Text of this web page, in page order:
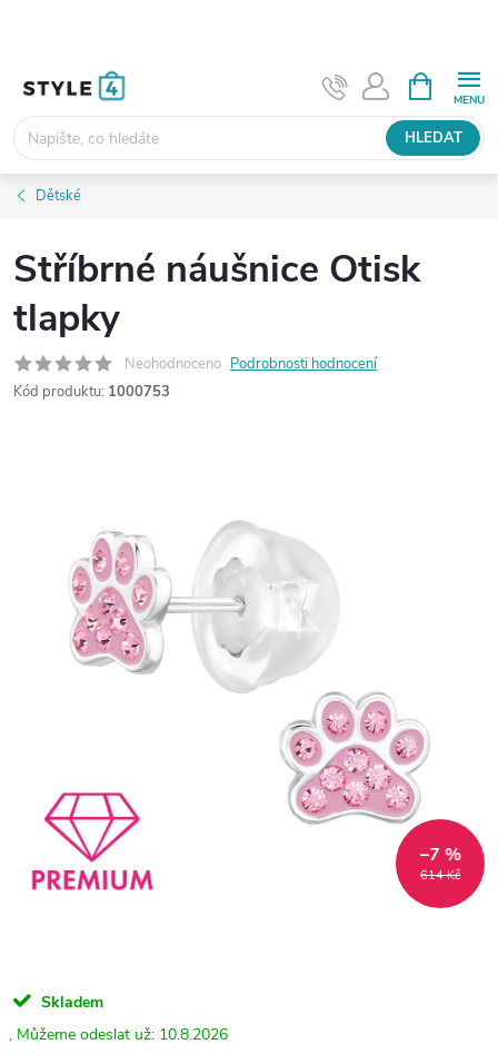
HLEDAT
NÁKUPNÍ
KOŠÍK
Dětské
Stříbrné náušnice Otisk
tlapky
Neohodnoceno Podrobnosti hodnocení
Kód produktu: 1000753
614 Kč
–7 %
Skladem
10.8.2026